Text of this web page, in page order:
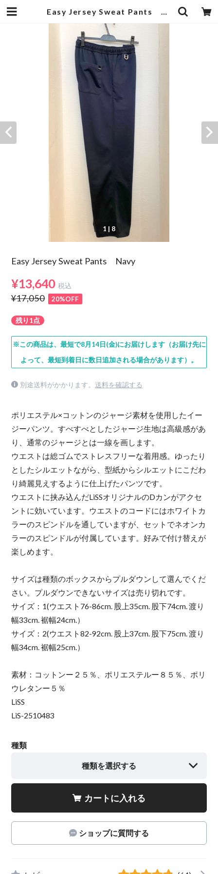
Easy Jersey Sweat Pants Navy | 武蔵小杉のセレクトショップ【ナクール】-nakool-
1 | 8
Easy Jersey Sweat Pants Navy
¥13,640 税込
¥17,050 20%OFF
残り1点
※この商品は、最短で8月14日(金)にお届けします（お届け先に
よって、最短到着日に数日追加される場合があります）。
別途送料がかかります。 送料を確認する
ポリエステル×コットンのジャージ素材を使用したイー
ジーパンツ。すべすべとしたジャージ生地は高級感があ
り、通常のジャージとは一線を画します。
ウエストは総ゴムでストレスフリーな着用感。ゆったり
としたシルエットながら、型紙からシルエットにこだわ
り綺麗見えするように仕上げたパンツです。
ウエストに挟み込んだLiSSオリジナルのDカンがアクセ
ントに効いています。ウエストのコードにはホワイトカ
ラーのスピンドルを通していますが、セットでネオンカ
ラーのスピンドルが付属しています。好みで付け替えが
楽しめます。
サイズは種類のボックスからプルダウンして選んでくだ
さい。プルダウンできないサイズは売り切れです。
サイズ：1(ウエスト76-86cm. 股上35cm. 股下74cm. 渡り
幅33cm. 裾幅24cm.）
サイズ：2(ウエスト82-92cm. 股上37cm. 股下75cm. 渡り
幅34cm. 裾幅25cm.）
素材：コットンー２５％、ポリエステルー８５％、ポリ
ウレタンー５％
LiSS
LiS-2510483
種類
種類を選択する
カートに入れる
ショップに質問する